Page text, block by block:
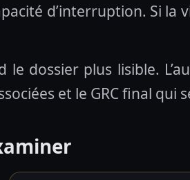
d’interruption. Si
le dossier plus lisible.
et le GRC final qui